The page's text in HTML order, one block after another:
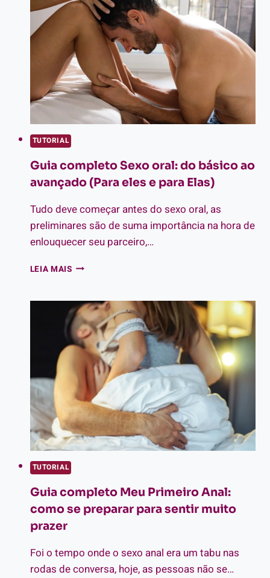
SUA
PARCEIRA
AO
ÊXTASE
TUTORIAL
Guia completo Sexo oral: do básico ao
avançado (Para eles e para Elas)
Tudo deve começar antes do sexo oral, as
preliminares são de suma importância na hora de
enlouquecer seu parceiro,…
LEIA MAISGUIA
ORAL:
DO
BÁSICO
AO
AVANÇADO
(PARA
ELES
E
PARA
ELAS)
TUTORIAL
Guia completo Meu Primeiro Anal:
como se preparar para sentir muito
prazer
Foi o tempo onde o sexo anal era um tabu nas
rodas de conversa, hoje, as pessoas não se…